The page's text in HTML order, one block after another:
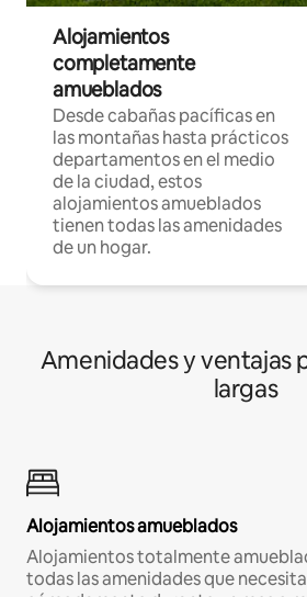
Alojamientos
completamente
amueblados
Desde cabañas pacíficas en
las montañas hasta prácticos
departamentos en el medio
de la ciudad, estos
alojamientos amueblados
tienen todas las amenidades
de un hogar.
Amenidades y ventajas
largas
Alojamientos amueblados
Alojamientos totalmente
todas las amenidades que